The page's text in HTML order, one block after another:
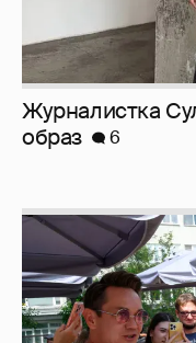
Журналистка
образ
6